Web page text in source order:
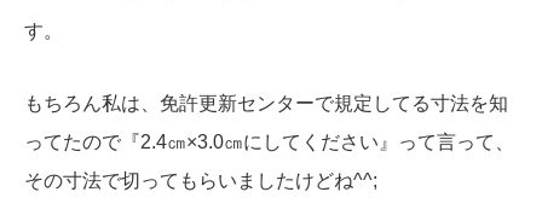
す。
もちろん私は、免許更新センターで規定してる寸法を知
ってたので『2.4㎝×3.0㎝にしてください』って言って、
その寸法で切ってもらいましたけどね^^;